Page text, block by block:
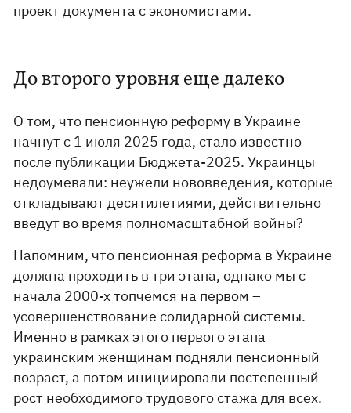
проект документа с экономистами.
До второго уровня еще далеко
О том, что пенсионную реформу в Украине
начнут с 1 июля 2025 года, стало известно
после публикации Бюджета-2025. Украинцы
недоумевали: неужели нововведения, которые
откладывают десятилетиями, действительно
введут во время полномасштабной войны?
Напомним, что пенсионная реформа в Украине
должна проходить в три этапа, однако мы с
начала 2000-х топчемся на первом –
усовершенствование солидарной системы.
Именно в рамках этого первого этапа
украинским женщинам подняли пенсионный
возраст, а потом инициировали постепенный
рост необходимого трудового стажа для всех.